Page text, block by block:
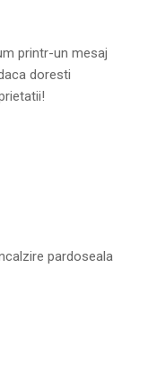
printr-un mesaj
doresti
pardoseala